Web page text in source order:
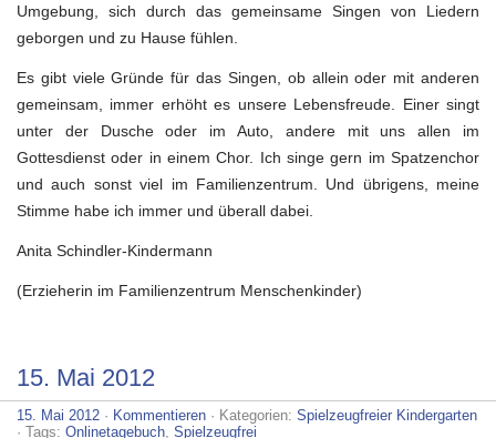
Umgebung, sich durch das gemeinsame Singen von Liedern
geborgen und zu Hause fühlen.
Es gibt viele Gründe für das Singen, ob allein oder mit anderen
gemeinsam, immer erhöht es unsere Lebensfreude. Einer singt
unter der Dusche oder im Auto, andere mit uns allen im
Gottesdienst oder in einem Chor. Ich singe gern im Spatzenchor
und auch sonst viel im Familienzentrum. Und übrigens, meine
Stimme habe ich immer und überall dabei.
Anita Schindler-Kindermann
(Erzieherin im Familienzentrum Menschenkinder)
15. Mai 2012
15. Mai 2012 · Kommentieren · Kategorien: Spielzeugfreier Kindergarten
· Tags: Onlinetagebuch Spielzeugfrei